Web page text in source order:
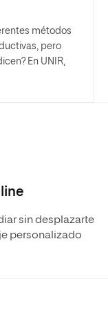
métodos
pero
En UNIR,
sin desplazarte
personalizado